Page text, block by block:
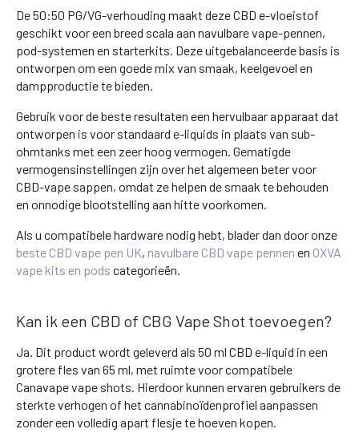
De 50:50 PG/VG-verhouding maakt deze CBD e-vloeistof
geschikt voor een breed scala aan navulbare vape-pennen,
pod-systemen en starterkits. Deze uitgebalanceerde basis is
ontworpen om een goede mix van smaak, keelgevoel en
dampproductie te bieden.
Gebruik voor de beste resultaten een hervulbaar apparaat dat
ontworpen is voor standaard e-liquids in plaats van sub-
ohmtanks met een zeer hoog vermogen. Gematigde
vermogensinstellingen zijn over het algemeen beter voor
CBD-vape sappen, omdat ze helpen de smaak te behouden
en onnodige blootstelling aan hitte voorkomen.
Als u compatibele hardware nodig hebt, blader dan door onze
beste CBD vape pen UK, navulbare CBD vape pennen en OXVA
vape kits en pods categorieën.
Kan ik een CBD of CBG Vape Shot toevoegen?
Ja. Dit product wordt geleverd als 50 ml CBD e-liquid in een
grotere fles van 65 ml, met ruimte voor compatibele
Canavape vape shots. Hierdoor kunnen ervaren gebruikers de
sterkte verhogen of het cannabinoïdenprofiel aanpassen
zonder een volledig apart flesje te hoeven kopen.